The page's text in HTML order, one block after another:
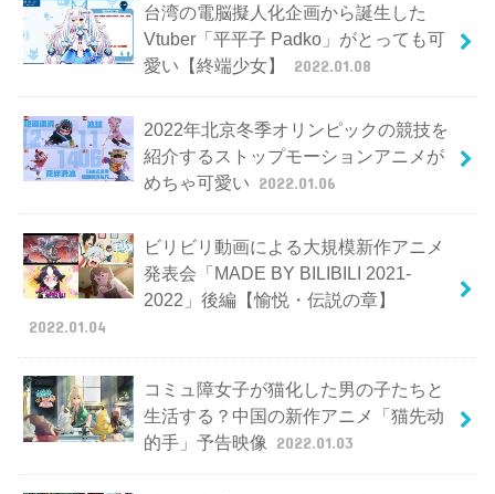
台湾の電脳擬人化企画から誕生した
Vtuber「平平子 Padko」がとっても可
愛い【終端少女】
2022.01.08
2022年北京冬季オリンピックの競技を
紹介するストップモーションアニメが
めちゃ可愛い 2022.01.06
ビリビリ動画による大規模新作アニメ
発表会「MADE BY BILIBILI 2021-
2022」後編【愉悦・伝説の章】
2022.01.04
コミュ障女子が猫化した男の子たちと
生活する？中国の新作アニメ「猫先动
的手」予告映像
2022.01.03